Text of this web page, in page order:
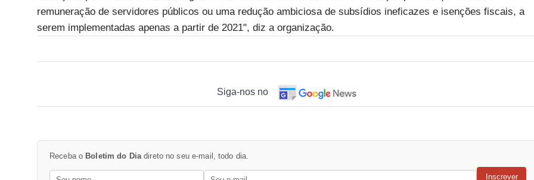
remuneração de servidores públicos ou uma redução ambiciosa de subsídios ineficazes e isenções fiscais, a
serem implementadas apenas a partir de 2021", diz a organização.
Siga-nos no
Receba o Boletim do Dia direto no seu e-mail, todo dia.
Inscrever